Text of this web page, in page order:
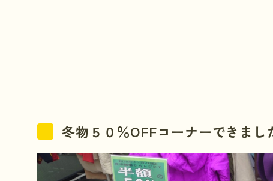
冬物５０％OFFコーナーできまし